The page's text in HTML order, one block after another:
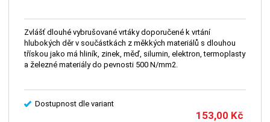
Zvlášť dlouhé vybrušované vrtáky doporučené k vrtání
hlubokých děr v součástkách z měkkých materiálů s dlouhou
třískou jako má hliník, zinek, měď, silumin, elektron, termoplasty
a železné materiály do pevnosti 500 N/mm2.
Dostupnost dle variant
153,00 Kč